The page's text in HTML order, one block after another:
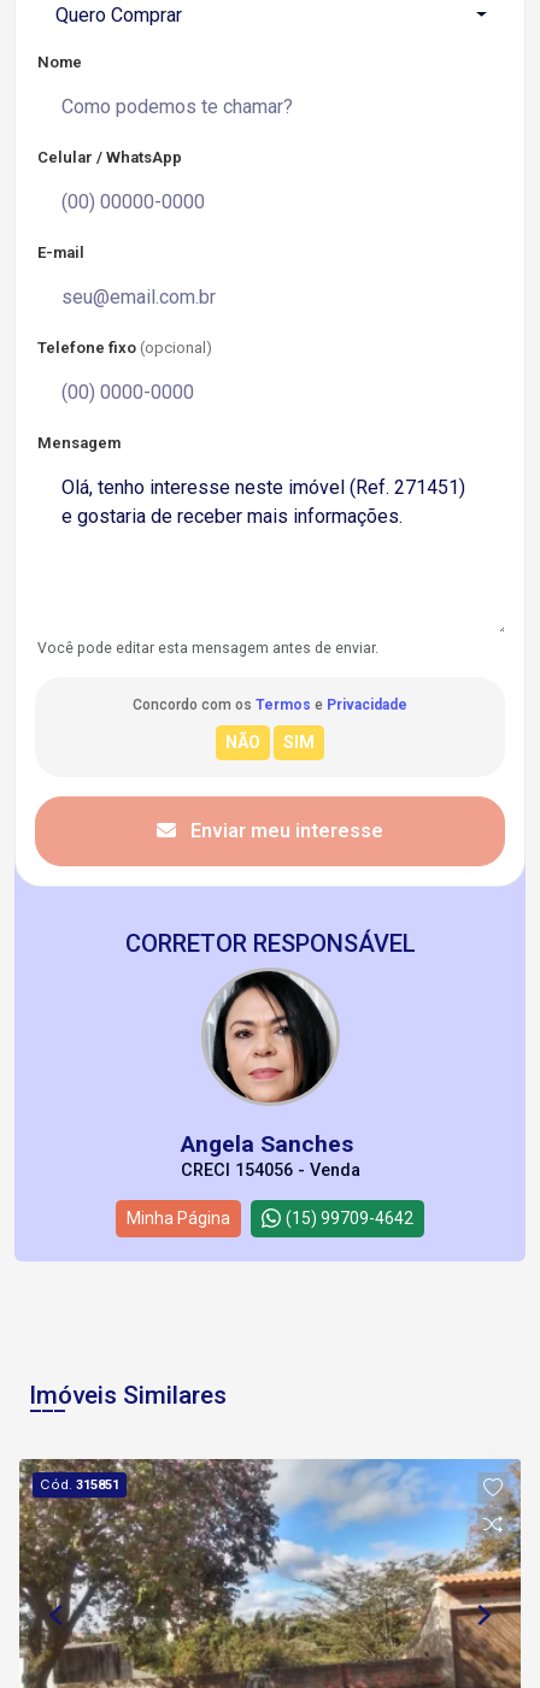
Quero Comprar
Nome
Celular / WhatsApp
E-mail
Telefone fixo (opcional)
Mensagem
Você pode editar esta mensagem antes de enviar.
Concordo com os Termos e Privacidade
Enviar meu interesse
CORRETOR RESPONSÁVEL
Angela Sanches
CRECI 154056 - Venda
Minha Página (15) 99709-4642
Imóveis Similares
Cód.315851